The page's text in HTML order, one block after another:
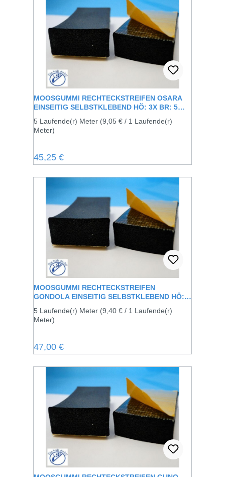
MOOSGUMMI RECHTECKSTREIFEN OSARA
EINSEITIG SELBSTKLEBEND HÖ: 3X BR: 5
5 Laufende(r) Meter (9,05 € / 1 Laufende(r)
Meter)
Regulärer Preis:
45,25 €
MOOSGUMMI RECHTECKSTREIFEN
GONDOLA EINSEITIG SELBSTKLEBEND HÖ: 6
5 Laufende(r) Meter (9,40 € / 1 Laufende(r)
Meter)
Regulärer Preis:
47,00 €